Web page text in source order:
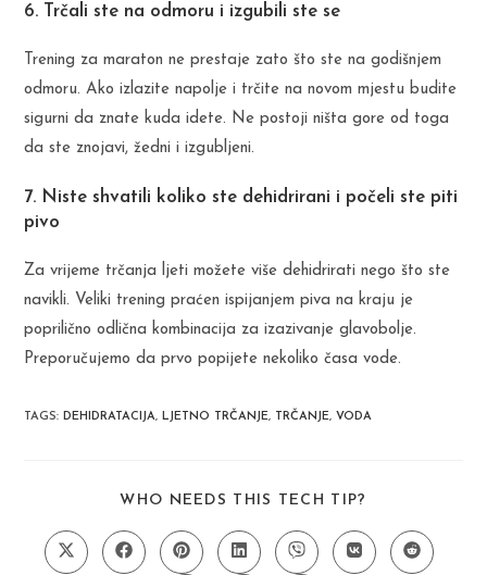
6. Trčali ste na odmoru i izgubili ste se
Trening za maraton ne prestaje zato što ste na godišnjem
odmoru. Ako izlazite napolje i trčite na novom mjestu budite
sigurni da znate kuda idete. Ne postoji ništa gore od toga
da ste znojavi, žedni i izgubljeni.
7. Niste shvatili koliko ste dehidrirani i počeli ste piti
pivo
Za vrijeme trčanja ljeti možete više dehidrirati nego što ste
navikli. Veliki trening praćen ispijanjem piva na kraju je
poprilično odlična kombinacija za izazivanje glavobolje.
Preporučujemo da prvo popijete nekoliko časa vode.
TAGS:DEHIDRATACIJA, LJETNO TRČANJE, TRČANJE, VODA
WHO NEEDS THIS TECH TIP?
CONTENT
Opens
Opens
Opens
Opens
Opens
Opens
Opens